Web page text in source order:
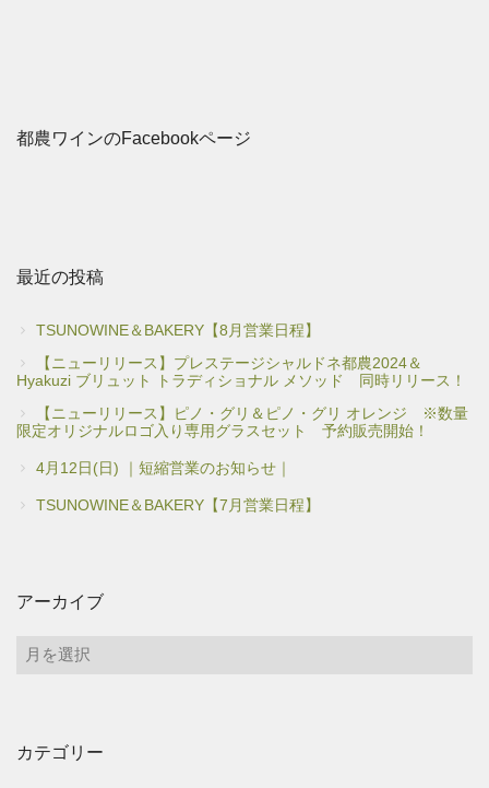
都農ワインのFacebookページ
最近の投稿
TSUNOWINE＆BAKERY【8月営業日程】
【ニューリリース】プレステージシャルドネ都農2024＆
Hyakuzi ブリュット トラディショナル メソッド 同時リリース！
【ニューリリース】ピノ・グリ＆ピノ・グリ オレンジ ※数量
限定オリジナルロゴ入り専用グラスセット 予約販売開始！
4月12日(日) ｜短縮営業のお知らせ｜
TSUNOWINE＆BAKERY【7月営業日程】
アーカイブ
ア
ブ
カテゴリー